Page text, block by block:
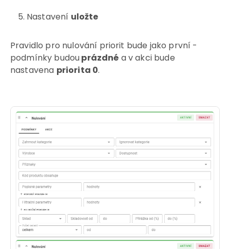
Nastavení uložte
Pravidlo pro nulování priorit bude jako první -
podmínky budouprázdné a v akci bude
nastavena priorita 0.